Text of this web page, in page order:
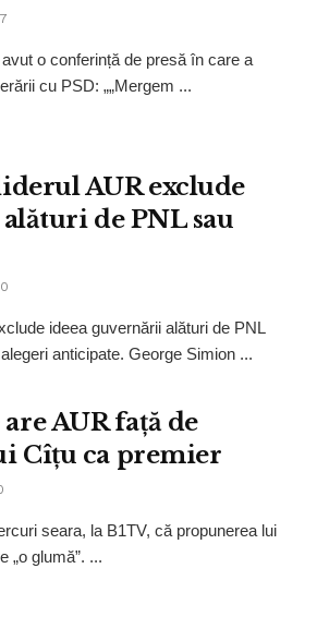
o conferință de presă în care a
cu PSD: „„Mergem ...
AUR exclude
de PNL sau
ideea guvernării alături de PNL
anticipate. George Simion ...
AUR față de
Cîțu ca premier
seara, la B1TV, că propunerea lui
„o glumă”. ...